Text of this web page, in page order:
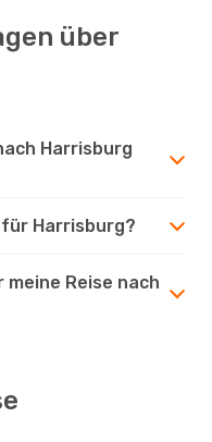
über
Harrisburg
Harrisburg?
Reise nach